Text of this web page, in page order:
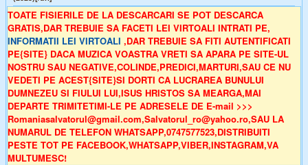
TOATE FISIERILE DE LA DESCARCARI SE POT DESCARCA
GRATIS,DAR TREBUIE SA FACETI LEI VIRTOALI INTRATI PE,
INFORMATII LEI VIRTOALI ,DAR TREBUIE SA FITI AUTENTIFICATI
PE{SITE} DACA MUZICA VOASTRA VRETI SA APARA PE SITE-UL
NOSTRU SAU NEGATIVE,COLINDE,PREDICI,MARTURI,SAU CE NU
VEDETI PE ACEST{SITE}SI DORTI CA LUCRAREA BUNULUI
DUMNEZEU SI FIULUI LUI,ISUS HRISTOS SA MEARGA,MAI
DEPARTE TRIMITETIMI-LE PE ADRESELE DE E-mail >>>
Romaniasalvatorul@gmail.com,Salvatorul_ro@yahoo.ro,SAU LA
NUMARUL DE TELEFON WHATSAPP,0747577523,DISTRIBUITI
PESTE TOT PE FACEBOOK,WHATSAPP,VIBER,INSTAGRAM,VA
MULTUMESC!